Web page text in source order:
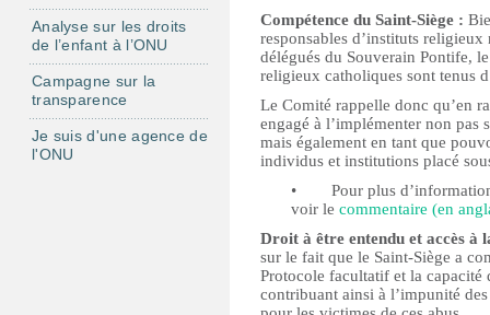
Compétence du Saint-Siège :
responsables d’instituts religieux
délégués du Souverain Pontife,
religieux catholiques sont tenus
Le Comité rappelle donc qu’en
engagé à l’implémenter non pas
mais également en tant que
individus et institutions placé
• ‪Pour plus
voir lecommentaire (en
Droit à être entendu et accès à
sur le fait que le Saint-Siège a
Protocole facultatif et la capacité
contribuant ainsi à l’impunité
Analyse sur les droits
de l’enfant à l’ONU
Campagne sur la
transparence
Je suis d'une agence de
l'ONU